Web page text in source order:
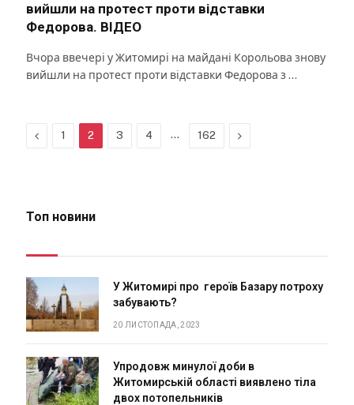
вийшли на протест проти відставки
Федорова. ВІДЕО
Вчора ввечері у Житомирі на майдані Корольова знову
вийшли на протест проти відставки Федорова з …
Previous
1 2 3 4 … 162 Next
Топ новини
У Житомирі про героїв Базару потроху
забувають?
20 ЛИСТОПАДА, 2023
Упродовж минулої доби в
Житомирській області виявлено тіла
двох потопельників